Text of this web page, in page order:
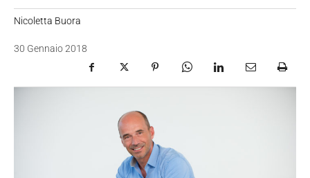
Nicoletta Buora
30 Gennaio 2018